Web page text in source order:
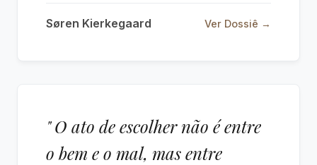
Søren Kierkegaard Ver Dossiê →
" O ato de escolher não é entre
o bem e o mal, mas entre